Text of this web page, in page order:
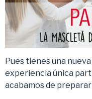
Pues tienes una
experiencia única
acabamos de